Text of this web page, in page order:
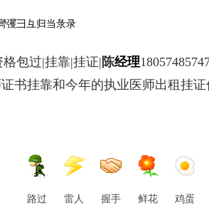
彏彐彑归当彔录
包过|挂靠|挂证| 陈经理
书挂靠和今年的执业医师出租挂
路过 雷人 握手 鲜花 鸡蛋